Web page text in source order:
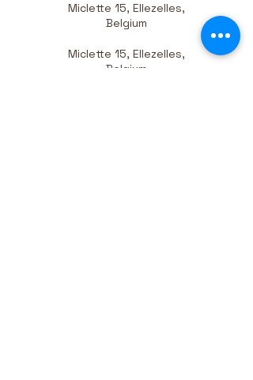
Miclette 15, Ellezelles,
Belgium
Miclette 15, Ellezelles,
Belgium